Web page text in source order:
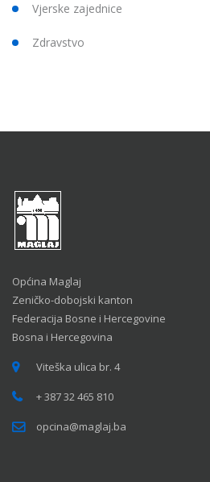
Vjerske zajednice
Zdravstvo
Općina Maglaj
Zeničko-dobojski kanton
Federacija Bosne i Hercegovine
Bosna i Hercegovina
Viteška ulica br. 4
+ 387 32 465 810
opcina@maglaj.ba